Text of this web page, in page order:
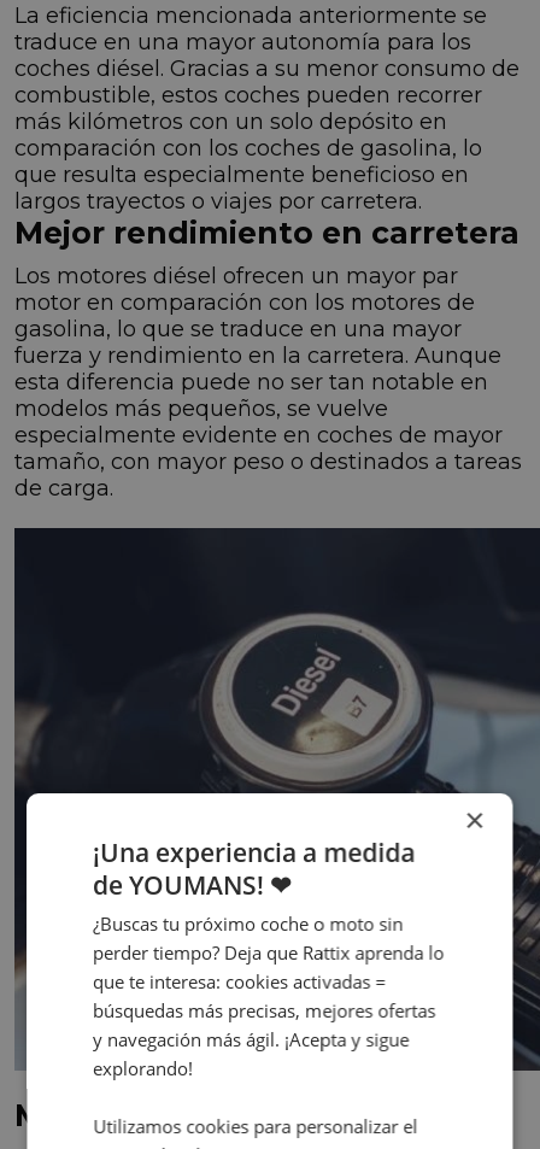
La eficiencia mencionada anteriormente se
traduce en una mayor autonomía para los
coches diésel. Gracias a su menor consumo de
combustible, estos coches pueden recorrer
más kilómetros con un solo depósito en
comparación con los coches de gasolina, lo
que resulta especialmente beneficioso en
largos trayectos o viajes por carretera.
Mejor rendimiento en carretera
Los motores diésel ofrecen un mayor par
motor en comparación con los motores de
gasolina, lo que se traduce en una mayor
fuerza y rendimiento en la carretera. Aunque
esta diferencia puede no ser tan notable en
modelos más pequeños, se vuelve
especialmente evidente en coches de mayor
tamaño, con mayor peso o destinados a tareas
de carga.
Mayor durabilidad
×
¡Una experiencia a medida
de YOUMANS! ❤
¿Buscas tu próximo coche o moto sin
perder tiempo? Deja que Rattix aprenda lo
que te interesa: cookies activadas =
búsquedas más precisas, mejores ofertas
y navegación más ágil. ¡Acepta y sigue
explorando!
Utilizamos cookies para personalizar el